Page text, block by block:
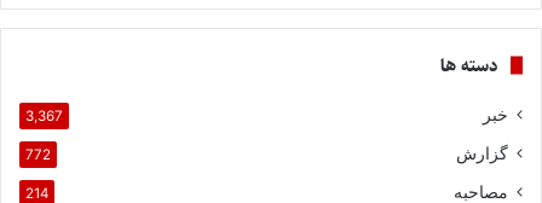
دسته ها
خبر 3,367
گزارش 772
مصاحبه 214